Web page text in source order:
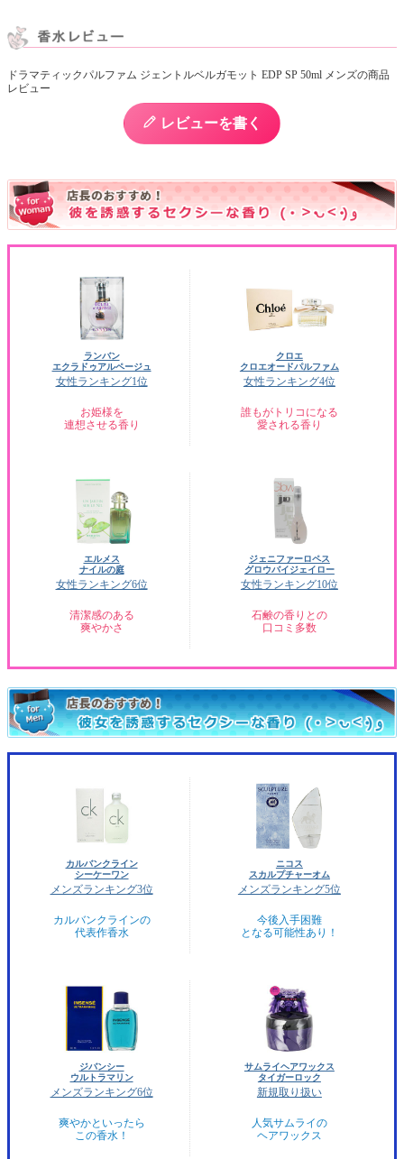
ドラマティックパルファム ジェントルベルガモット EDP SP 50ml メンズの商品
レビュー
レビューを書く
ランバン
エクラドゥアルページュ
女性ランキング1位
お姫様を
連想させる香り
クロエ
クロエオードパルファム
女性ランキング4位
誰もがトリコになる
愛される香り
エルメス
ナイルの庭
女性ランキング6位
清潔感のある
爽やかさ
ジェニファーロペス
グロウバイジェイロー
女性ランキング10位
石鹸の香りとの
口コミ多数
カルバンクライン
シーケーワン
メンズランキング3位
カルバンクラインの
代表作香水
ニコス
スカルプチャーオム
メンズランキング5位
今後入手困難
となる可能性あり！
ジバンシー
ウルトラマリン
メンズランキング6位
爽やかといったら
この香水！
サムライヘアワックス
タイガーロック
新規取り扱い
人気サムライの
ヘアワックス